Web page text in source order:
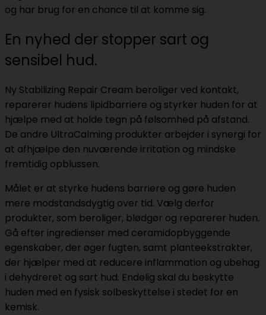
og har brug for en chance til at komme sig.
En nyhed der stopper sart og
sensibel hud.
Ny Stabilizing Repair Cream beroliger ved kontakt,
reparerer hudens lipidbarriere og styrker huden for at
hjælpe med at holde tegn på følsomhed på afstand.
De andre UltraCalming produkter arbejder i synergi for
at afhjælpe den nuværende irritation og mindske
fremtidig opblussen.
Målet er at styrke hudens barriere og gøre huden
mere modstandsdygtig over tid. Vælg derfor
produkter, som beroliger, blødgør og reparerer huden.
Gå efter ingredienser med ceramidopbyggende
egenskaber, der øger fugten, samt planteekstrakter,
der hjælper med at reducere inflammation og ubehag
i dehydreret og sart hud. Endelig skal du beskytte
huden med en fysisk solbeskyttelse i stedet for en
kemisk.